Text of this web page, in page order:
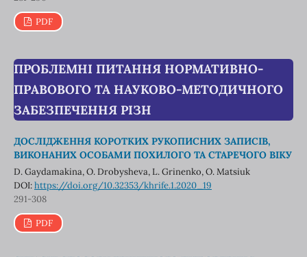
PDF
ПРОБЛЕМНІ ПИТАННЯ НОРМАТИВНО-
ПРАВОВОГО ТА НАУКОВО-МЕТОДИЧНОГО
ЗАБЕЗПЕЧЕННЯ РІЗН
ДОСЛІДЖЕННЯ КОРОТКИХ РУКОПИСНИХ ЗАПИСІВ,
ВИКОНАНИХ ОСОБАМИ ПОХИЛОГО ТА СТАРЕЧОГО ВІКУ
D. Gaydamakina, O. Drobysheva, L. Grinenko, O. Matsiuk
DOI:https://doi.org/10.32353/khrife.1.2020_19
291-308
PDF